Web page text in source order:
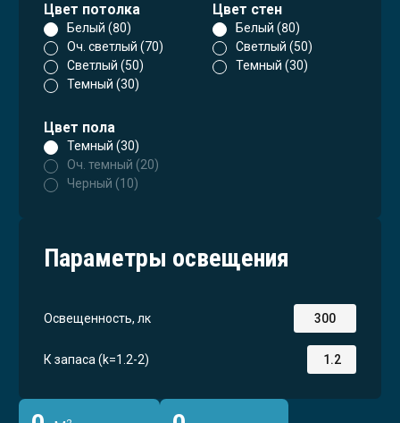
Цвет потолка
Белый (80)
Оч. светлый (70)
Светлый (50)
Темный (30)
Цвет стен
Белый (80)
Светлый (50)
Темный (30)
Цвет пола
Темный (30)
Оч. темный (20)
Черный (10)
Параметры освещения
Освещенность, лк
К запаса (k=1.2-2)